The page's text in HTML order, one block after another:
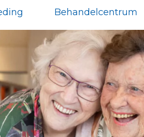
Behandelcentrum